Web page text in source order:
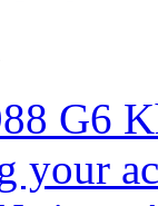
G6
your